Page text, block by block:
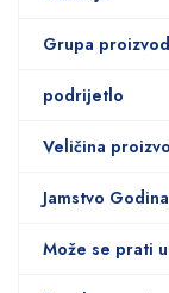
Grupa
podrijetlo
Veličina
Jamstvo Godina
Može se prati